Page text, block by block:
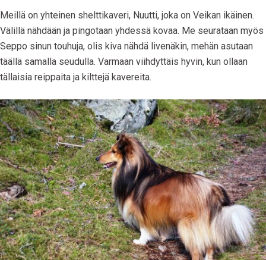
Meillä on yhteinen shelttikaveri, Nuutti, joka on Veikan ikäinen.
Välillä nähdään ja pingotaan yhdessä kovaa. Me seurataan myös
Seppo sinun touhuja, olis kiva nähdä livenäkin, mehän asutaan
täällä samalla seudulla. Varmaan viihdyttäis hyvin, kun ollaan
tällaisia reippaita ja kilttejä kavereita.